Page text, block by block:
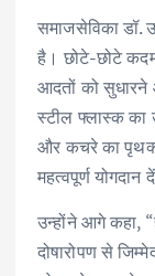
समाजसेविका डॉ.
है। छोटे-छोटे
आदतों को सुधारने
स्टील फ्लास्क का
और कचरे का
महत्वपूर्ण योगदान
उन्होंने आगे कहा,
दोषारोपण से